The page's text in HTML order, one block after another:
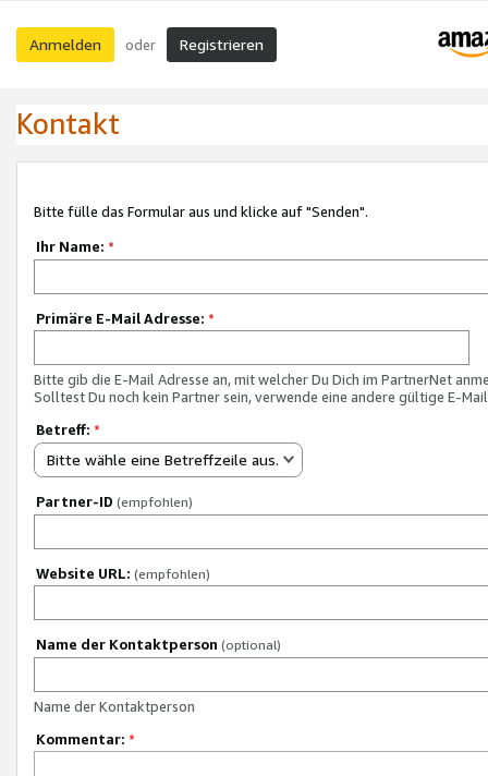
Anmelden oder Registrieren
Kontakt
Bitte fülle das Formular aus und klicke auf "Senden".
Ihr Name: *
Primäre E-Mail Adresse: *
Bitte gib die E-Mail Adresse an, mit welcher Du Dich im PartnerNet
Solltest Du noch kein Partner sein, verwende eine andere gültige E-
Betreff: *
Bitte wähle eine Betreffzeile aus.
Partner-ID (empfohlen)
Website URL: (empfohlen)
Name der Kontaktperson (optional)
Name der Kontaktperson
Kommentar: *